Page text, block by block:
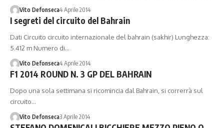
Vito Defonseca4 Aprile 2014
I segreti del circuito del Bahrain
Dati Circuito circuito internazionale del bahrain (sakhir) Lunghezza:
5.412 m Numero di…
Vito Defonseca4 Aprile 2014
F1 2014 ROUND N. 3 GP DEL BAHRAIN
Dopo una sola settimana si ricomincia dal Bahrain, si correrrà sul
circuito…
Vito Defonseca3 Aprile 2014